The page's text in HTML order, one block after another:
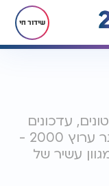
שידור חי
עדכונים
וחדשות בנושא רץ בוואטסאפ באתר ערוץ 2000 -
עשיר של